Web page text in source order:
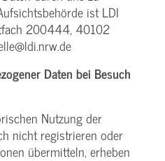
ist LDI
200444, 40102
Daten bei Besuch
Nutzung der
nicht registrieren oder
übermitteln, erheben